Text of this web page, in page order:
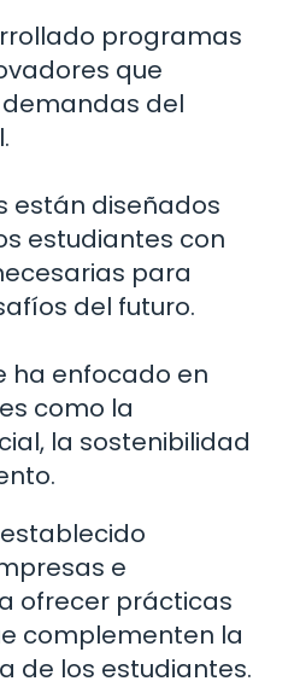
programas
que
del
están diseñados
estudiantes con
para
del futuro.
ha enfocado en
como la
la sostenibilidad
e
ofrecer prácticas
complementen la
de los estudiantes.